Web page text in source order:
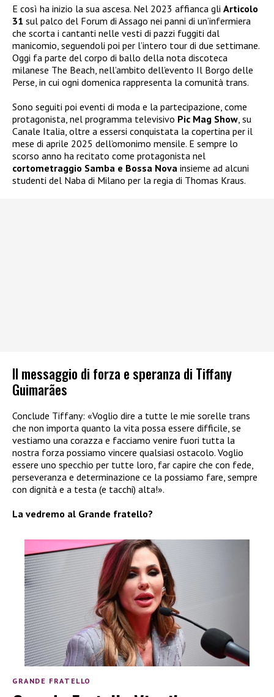
E così ha inizio la sua ascesa. Nel 2023 affianca gli Articolo
31 sul palco del Forum di Assago nei panni di un’infermiera
che scorta i cantanti nelle vesti di pazzi fuggiti dal
manicomio, seguendoli poi per l’intero tour di due settimane.
Oggi fa parte del corpo di ballo della nota discoteca
milanese The Beach, nell’ambito dell’evento Il Borgo delle
Perse, in cui ogni domenica rappresenta la comunità trans.
Sono seguiti poi eventi di moda e la partecipazione, come
protagonista, nel programma televisivo Pic Mag Show, su
Canale Italia, oltre a essersi conquistata la copertina per il
mese di aprile 2025 dell’omonimo mensile. E sempre lo
scorso anno ha recitato come protagonista nel
cortometraggio Samba e Bossa Nova insieme ad alcuni
studenti del Naba di Milano per la regia di Thomas Kraus.
Il messaggio di forza e speranza di Tiffany
Guimarães
Conclude Tiffany: «Voglio dire a tutte le mie sorelle trans
che non importa quanto la vita possa essere difficile, se
vestiamo una corazza e facciamo venire fuori tutta la
nostra forza possiamo vincere qualsiasi ostacolo. Voglio
essere uno specchio per tutte loro, far capire che con fede,
perseveranza e determinazione ce la possiamo fare, sempre
con dignità e a testa (e tacchi) alta!».
La vedremo al Grande fratello?
GRANDE FRATELLO